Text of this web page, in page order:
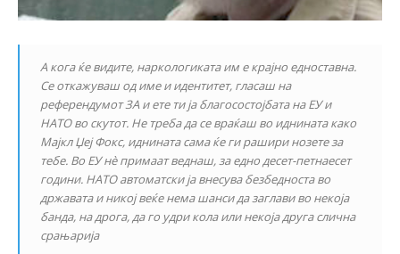
А кога ќе видите, наркологиката им е крајно едноставна.
Се откажуваш од име и идентитет, гласаш на
референдумот ЗА и ете ти ја благосостојбата на ЕУ и
НАТО во скутот. Не треба да се враќаш во иднината како
Мајкл Џеј Фокс, иднината сама ќе ги рашири нозете за
тебе. Во ЕУ нѐ примаат веднаш, за едно десет-петнаесет
години. НАТО автоматски ја внесува безбедноста во
државата и никој веќе нема шанси да заглави во некоја
банда, на дрога, да го удри кола или некоја друга слична
срањарија